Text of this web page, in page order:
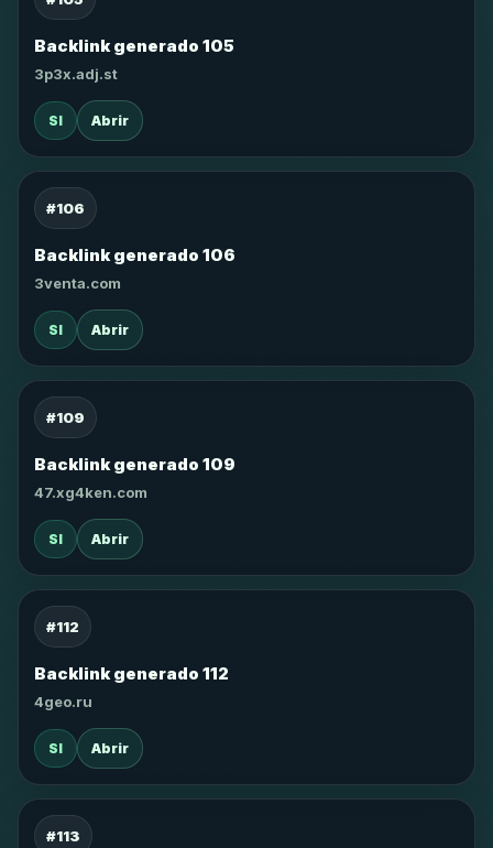
Backlink generado 105
3p3x.adj.st
SI Abrir
#106
Backlink generado 106
3venta.com
SI Abrir
#109
Backlink generado 109
47.xg4ken.com
SI Abrir
#112
Backlink generado 112
4geo.ru
SI Abrir
#113